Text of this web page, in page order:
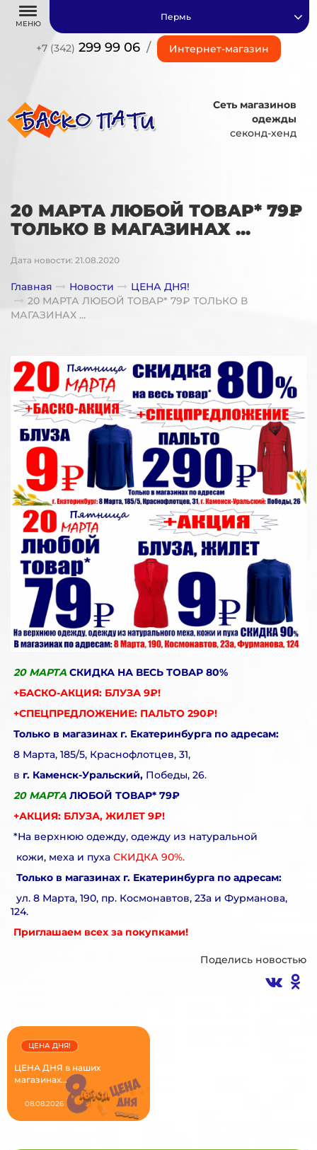
МЕНЮ
+7 (342) 299 99 06 / Интернет-магазин
Пермь
Сеть магазинов
одежды
секонд-хенд
20 МАРТА ЛЮБОЙ ТОВАР* 79₽
ТОЛЬКО В МАГАЗИНАХ ...
Дата новости: 21.08.2020
Главная Новости
ЦЕНА ДНЯ!
20 МАРТА ЛЮБОЙ ТОВАР* 79₽ ТОЛЬКО В
МАГАЗИНАХ ...
20 МАРТА СКИДКА НА ВЕСЬ ТОВАР 80%
+БАСКО-АКЦИЯ: БЛУЗА 9₽!
+СПЕЦПРЕДЛОЖЕНИЕ: ПАЛЬТО 290₽!
Только в магазинах г. Екатеринбурга по адресам:
8 Марта, 185/5, Краснофлотцев, 31,
в г. Каменск-Уральский, Победы, 26.
20 МАРТА ЛЮБОЙ ТОВАР* 79₽
+АКЦИЯ: БЛУЗА, ЖИЛЕТ 9₽!
*На верхнюю одежду, одежду из натуральной
кожи, меха и пуха СКИДКА 90%.
Только в магазинах г. Екатеринбурга по адресам:
ул. 8 Марта, 190, пр. Космонавтов, 23а и Фурманова,
124.
Приглашаем всех за покупками!
Поделись новостью
ЦЕНА ДНЯ в наших
магазинах...
ЦЕНА ДНЯ!
08.08.2026